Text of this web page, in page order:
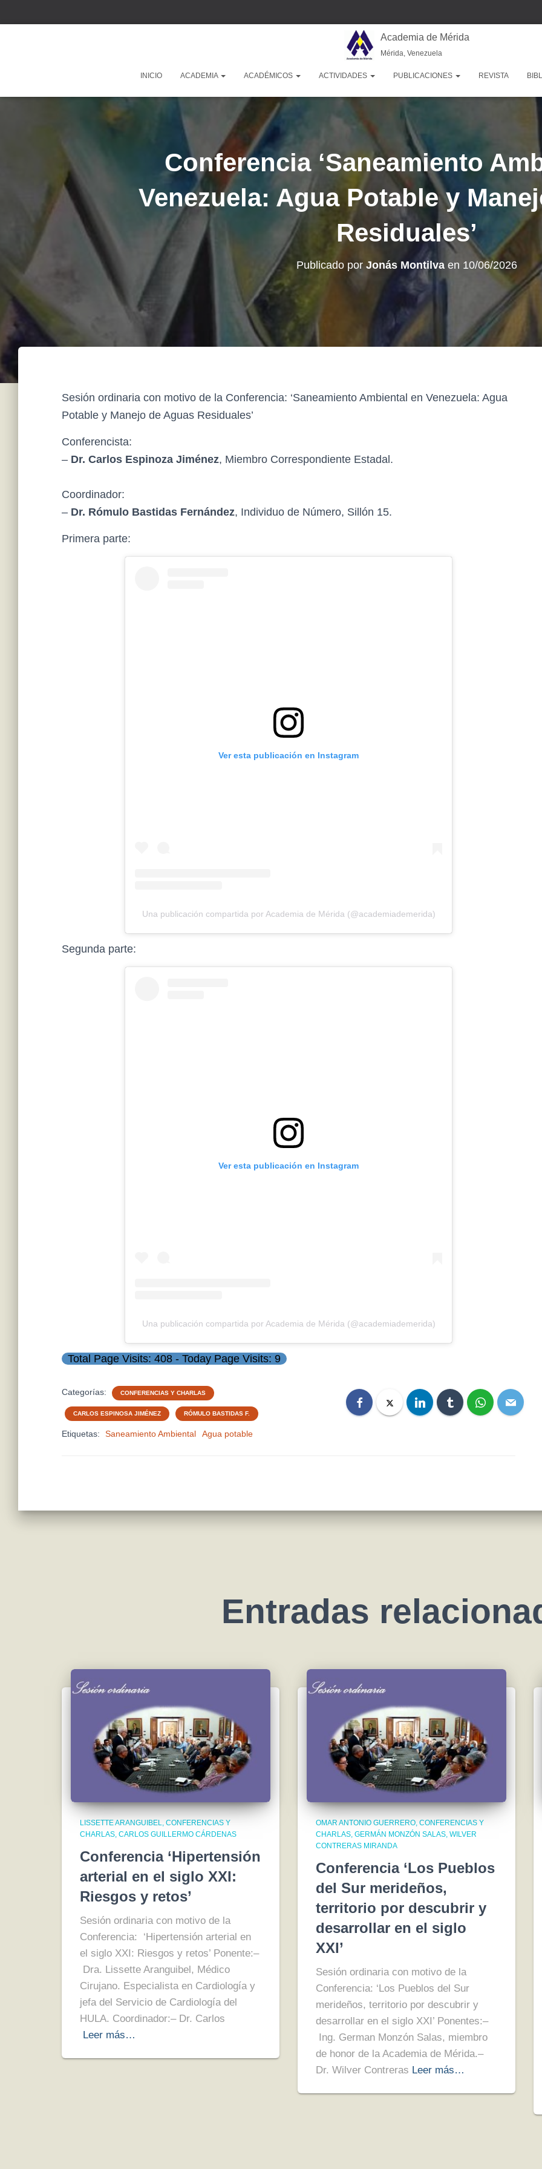
Academia de Mérida
Mérida, Venezuela
INICIO ACADEMIA ACADÉMICOS ACTIVIDADES PUBLICACIONES REVISTA
Conferencia ‘Saneamiento
Venezuela: Agua Potable y
Residuales’
Publicado porJonás Montilvaen 10/06/2026
Sesión ordinaria con motivo de la Conferencia: ‘Saneamiento Ambiental en Venezuela: Agua
Potable y Manejo de Aguas Residuales’
Conferencista:
– Dr. Carlos Espinoza Jiménez, Miembro Correspondiente Estadal.
Coordinador:
– Dr. Rómulo Bastidas Fernández, Individuo de Número, Sillón 15.
Primera parte:
Ver esta publicación en Instagram
Una publicación compartida por Academia de Mérida (@academiademerida)
Segunda parte:
Ver esta publicación en Instagram
Una publicación compartida por Academia de Mérida (@academiademerida)
Total Page Visits: 408 - Today Page Visits: 9
Categorías: CONFERENCIAS Y CHARLAS
CARLOS ESPINOSA JIMÉNEZ RÓMULO BASTIDAS F.
Etiquetas: Saneamiento Ambiental Agua potable
Entradas
LISSETTE ARANGUIBEL CONFERENCIAS Y
CHARLAS CARLOS GUILLERMO CÁRDENAS
Conferencia ‘Hipertensión
arterial en el siglo XXI:
Riesgos y retos’
Sesión ordinaria con motivo de la
Conferencia: ‘Hipertensión arterial en
el siglo XXI: Riesgos y retos’ Ponente:–
Dra. Lissette Aranguibel, Médico
Cirujano. Especialista en Cardiología y
jefa del Servicio de Cardiología del
HULA. Coordinador:– Dr. Carlos
Leer más…
OMAR ANTONIO GUERRERO CONFERENCIAS Y
CHARLAS GERMÁN MONZÓN SALAS WILVER
CONTRERAS MIRANDA
Conferencia ‘Los Pueblos
del Sur merideños,
territorio por descubrir y
desarrollar en el siglo
XXI’
Sesión ordinaria con motivo de la
Conferencia: ‘Los Pueblos del Sur
merideños, territorio por descubrir y
desarrollar en el siglo XXI’ Ponentes:–
Ing. German Monzón Salas, miembro
de honor de la Academia de Mérida.–
Dr. Wilver Contreras Leer más…